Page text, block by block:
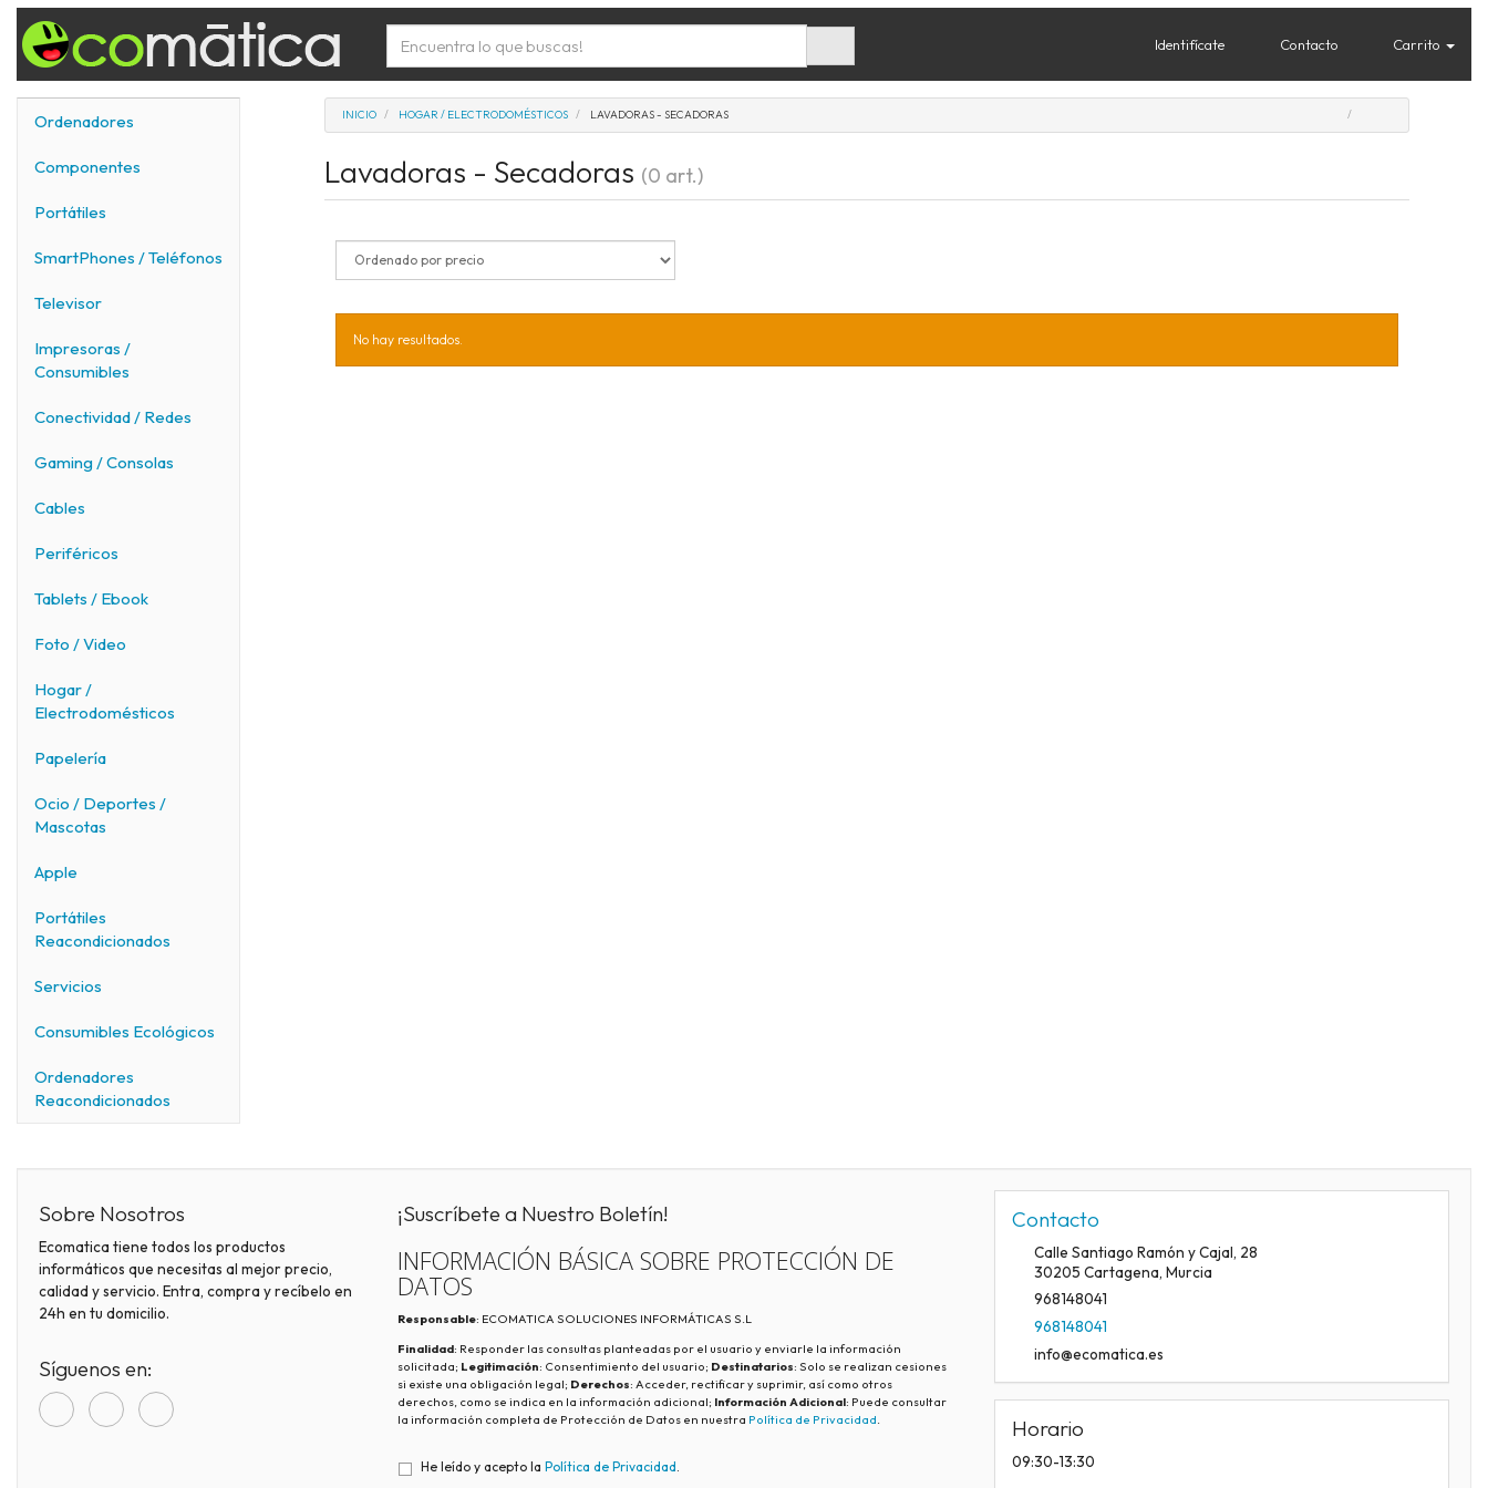
Identifícate Contacto Carrito
Ordenadores
Componentes
Portátiles
SmartPhones / Teléfonos
Televisor
Impresoras /
Consumibles
Conectividad / Redes
Gaming / Consolas
Cables
Periféricos
Tablets / Ebook
Foto / Video
Hogar /
Electrodomésticos
Papelería
Ocio / Deportes /
Mascotas
Apple
Portátiles
Reacondicionados
Servicios
Consumibles Ecológicos
Ordenadores
Reacondicionados
INICIO HOGAR / ELECTRODOMÉSTICOS LAVADORAS - SECADORAS
Lavadoras - Secadoras (0 art.)
No hay resultados.
Sobre Nosotros
Ecomatica tiene todos los productos
informáticos que necesitas al mejor precio,
calidad y servicio. Entra, compra y recíbelo en
24h en tu domicilio.
Síguenos en:
¡Suscríbete a Nuestro Boletín!
INFORMACIÓN BÁSICA SOBRE PROTECCIÓN DE
DATOS
Responsable: ECOMATICA SOLUCIONES INFORMÁTICAS S.L
Finalidad: Responder las consultas planteadas por el usuario y enviarle la información
solicitada; Legitimación: Consentimiento del usuario; Destinatarios: Solo se realizan cesiones
si existe una obligación legal; Derechos: Acceder, rectificar y suprimir, así como otros
derechos, como se indica en la información adicional; Información Adicional: Puede consultar
la información completa de Protección de Datos en nuestra Política de Privacidad
He leído y acepto la Política de Privacidad.
Contacto
Calle Santiago Ramón y Cajal, 28
30205 Cartagena, Murcia
968148041
968148041
info@ecomatica.es
Horario
09:30-13:30